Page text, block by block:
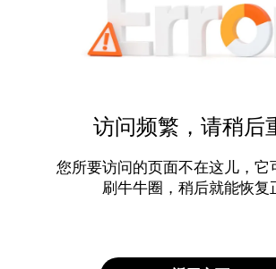
访问频繁，请稍后
您所要访问的页面不在这儿，它
刷牛牛圈，稍后就能恢复